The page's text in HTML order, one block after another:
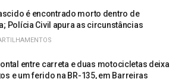
é encontrado morto dentro de
Polícia Civil apura as circunstâncias
entre carreta e duas motocicletas deixa
e um ferido na BR-135, em Barreiras